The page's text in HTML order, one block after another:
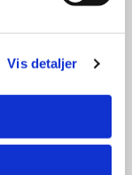
Vis detaljer